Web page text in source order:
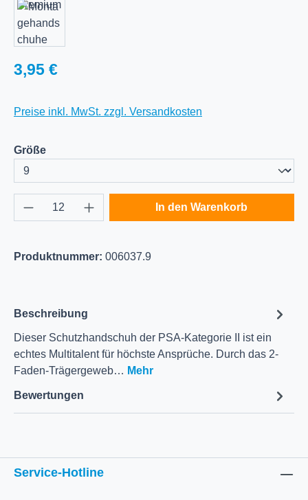
Regulärer Preis:
3,95 €
Preise inkl. MwSt. zzgl. Versandkosten
Größeauswählen
Produkt Anzahl: Gib den gewünschten
In den Warenkorb
Produktnummer: 006037.9
Beschreibung
Dieser Schutzhandschuh der PSA-Kategorie II ist ein
echtes Multitalent für höchste Ansprüche. Durch das 2-
Faden-Trägergeweb… Mehr
Bewertungen
Service-Hotline